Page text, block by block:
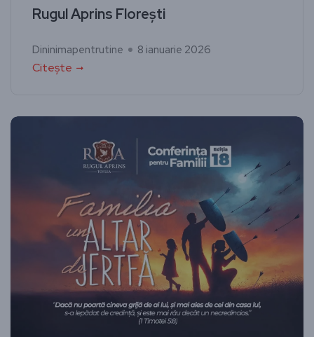
Rugul Aprins Florești
Dininimapentrutine 8 ianuarie 2026
Citește